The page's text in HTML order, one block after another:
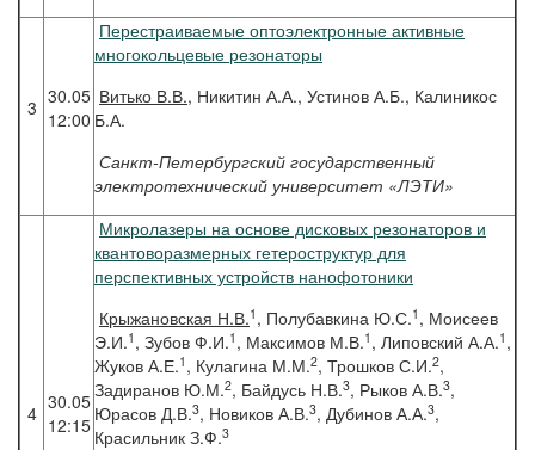
3 30.05
12:00
Перестраиваемые оптоэлектронные активные
многокольцевые резонаторы
Витько В.В., Никитин А.А., Устинов А.Б., Калиникос
Б.А.
Санкт-Петербургский государственный
электротехнический университет «ЛЭТИ»
4 30.05
12:15
Микролазеры на основе дисковых резонаторов и
квантоворазмерных гетероструктур для
перспективных устройств нанофотоники
Крыжановская Н.В.1 , Полубавкина Ю.С.1 , Моисеев
Э.И.1 , Зубов Ф.И.1 , Максимов М.В.1 , Липовский А.А.1 ,
Жуков А.Е.1 , Кулагина М.М.2, Трошков С.И.2,
Задиранов Ю.М.2, Байдусь Н.В.3, Рыков А.В.3,
Юрасов Д.В.3, Новиков А.В.3, Дубинов А.А.3,
Красильник З.Ф.3